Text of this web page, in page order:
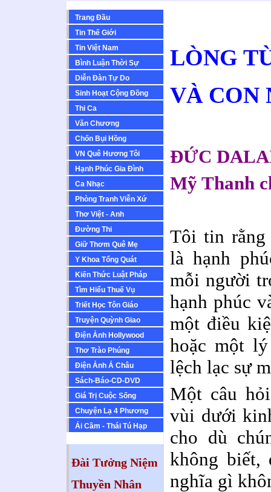
Trang Đầu
Tin Thế Giới
Tin Việt Nam
Bình Luận Thời Sự
Diễn Ðàn Tự Do
Sinh Hoạt Cộng Ðồng
Thi Ca
Văn Chương
Chốn Bụi Hồng
VN Quê Hương Tôi
Hạnh Phúc Gia Đình
Ca Nhạc
Phòng Tranh Viễn Xứ
Thơ Việt - Anh
Ðường Thi
Giữ Thơm Quê Mẹ
Y Khoa Tổng Quát
Kiến Thức Luật Pháp
Tìm Hiểu Thuế Vụ
Triết Học Tôn Giáo
Truyện Quỳnh Giao
Ðiện Ảnh Hollywood
Thơ Trào Phúng
Ðiện Ảnh Á Châu
Sách-Báo-CD-DVD
Giá Trị Cuộc Sống
Chuyện Lạ 4 Phương
Ái Cầm - Thái Tú Hạp
Đài Tưởng Niệm
Thuyền Nhân
LÒNG
VÀ CON
ĐỨC
Mỹ Thanh
Tôi tin rằng
là hạnh
mỗi người
hạnh phúc
một điều
hoặc một
lệch lạc sự
Một câu
vùi dưới
cho dù
không biết,
nghĩa gì